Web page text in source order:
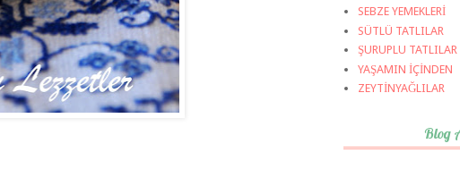
SEBZE YEMEKLERİ
SÜTLÜ TATLILAR
ŞURUPLU TATLILAR
YAŞAMIN İÇİNDEN
ZEYTİNYAĞLILAR
Blog